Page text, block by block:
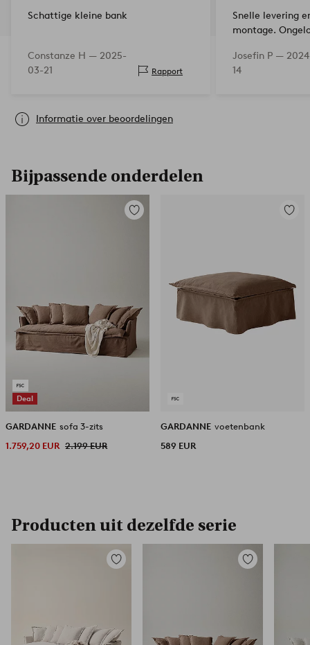
Schattige kleine bank
Constanze H — 2025-
03-21
Rapport
Snelle levering
montage.
Het is helaas
van de hond
Josefin P —
14
Informatie over beoordelingen
Bijpassende onderdelen
Deal
Toevoegen
GARDANNE sofa 3-zits
1.759,20 EUR 2.199 EUR
GARDANNE voetenbank
589 EUR
Producten uit dezelfde serie
Toevoegen
Toevoegen